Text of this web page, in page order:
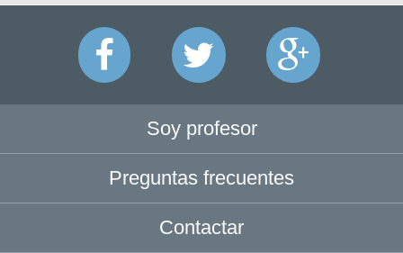
Soy profesor
Preguntas frecuentes
Contactar